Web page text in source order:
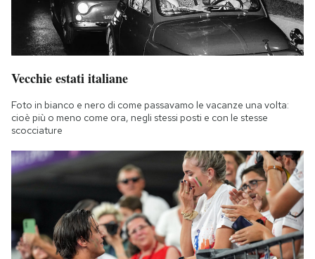
Vecchie estati italiane
Foto in bianco e nero di come passavamo le vacanze una volta:
cioè più o meno come ora, negli stessi posti e con le stesse
scocciature